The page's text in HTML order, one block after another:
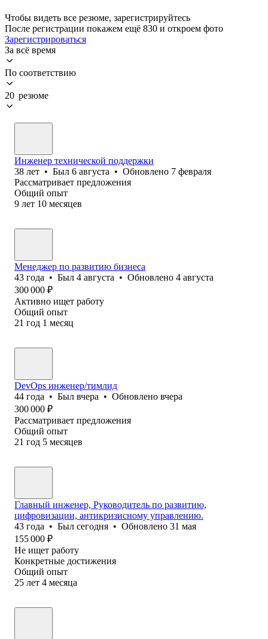
Чтобы видеть все резюме, зарегистрируйтесь
После регистрации покажем ещё 830 и откроем фото
Зарегистрироваться
За всё время
По соответствию
20 резюме
Инженер технической поддержки
38 лет • Был 6 августа • Обновлено 7 февраля
Рассматривает предложения
Общий опыт
9 лет 10 месяцев
Менеджер по развитию бизнеса
43 года • Был 4 августа • Обновлено 4 августа
300 000 ₽
Активно ищет работу
Общий опыт
21 год 1 месяц
DevOps инженер/тимлид
44 года • Был вчера • Обновлено вчера
300 000 ₽
Рассматривает предложения
Общий опыт
21 год 5 месяцев
Главный инженер, Руководитель по развитию,
цифровизации, антикризисному управлению.
43 года • Был сегодня • Обновлено 31 мая
155 000 ₽
Не ищет работу
Конкретные достижения
Общий опыт
25 лет 4 месяца